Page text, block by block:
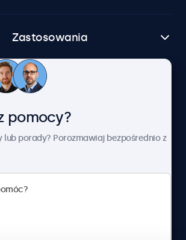
Zastosowania
Obsługa klienta
pomocy?
lub porady? Porozmawiaj bezpośrednio z